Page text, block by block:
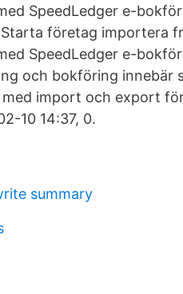
SpeedLedger e-
företag importera
SpeedLedger e-
och bokföring innebär
import och export
10 14:37, 0.
summary